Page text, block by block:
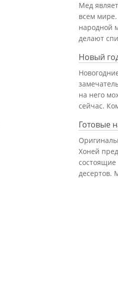
Мед
всем
народной
делают
Новый
на него
сейчас.
Готовые
Хоней
десертов.